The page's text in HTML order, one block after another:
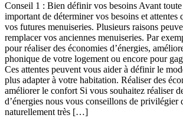
Conseil 1 : Bien définir vos besoins Avant
important de déterminer vos besoins et attentes
vos futures menuiseries. Plusieurs raisons
remplacer vos anciennes menuiseries. Par
pour réaliser des économies d’énergies,
phonique de votre logement ou encore pour
Ces attentes peuvent vous aider à définir le
plus adapter à votre habitation. Réaliser des
améliorer le confort Si vous souhaitez réaliser
d’énergies nous vous conseillons de privilégier
naturellement très […]